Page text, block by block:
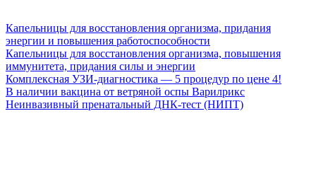
Капельницы для восстановления организма, придания
энергии и повышения работоспособности
Капельницы для восстановления организма, повышения
иммунитета, придания силы и энергии
Комплексная УЗИ-диагностика — 5 процедур по цене 4!
В наличии вакцина от ветряной оспы Варилрикс
Неинвазивный пренатальный ДНК-тест (НИПТ)